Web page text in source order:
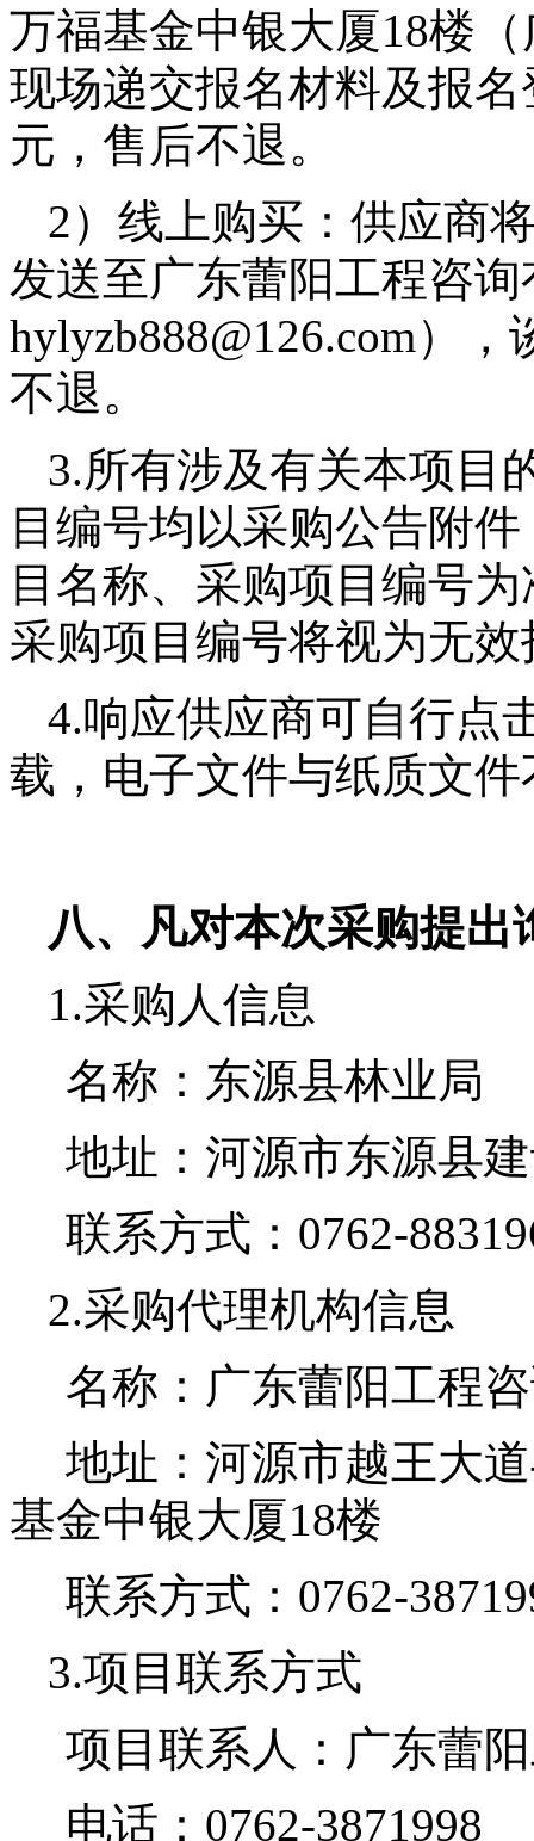
万福基金中银大厦18楼
现场递交报名材料及报
元，售后不退。
2） 线上购买：供应商
发送至广东蕾阳工程咨
hylyzb888@126.com）
不退。
3.所有涉及有关本项目
目编号均以采购公告附
目名称、采购项目编号
采购项目编号将视为无
4.响应供应商可自行点
载，电子文件与纸质文
八、凡对本次采购提
1.采购人信息
名称： 东源县林业局
地址：河源市东源县
联系方式： 0762-
2.采购代理机构信息
名称：广东蕾阳工程
地址：河源市越王大
基金中银大厦18楼
联系方式： 0762-
3.项目联系方式
项目联系人：广东蕾
电话： 0762-3871998